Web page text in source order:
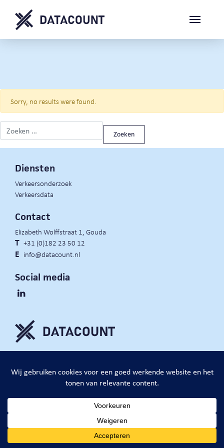
Sorry, no results were found.
Zoeken naar:
Diensten
Verkeersonderzoek
Verkeersdata
Contact
Elizabeth Wolffstraat 1, Gouda
T +31 (0)182 23 50 12
E info@datacount.nl
Social media
DataCount B.V.
privacy policy
algemene voorwaarden